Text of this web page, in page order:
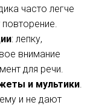
часто легче
: лепку,
внимание
для речи.
и мультики.
и не дают